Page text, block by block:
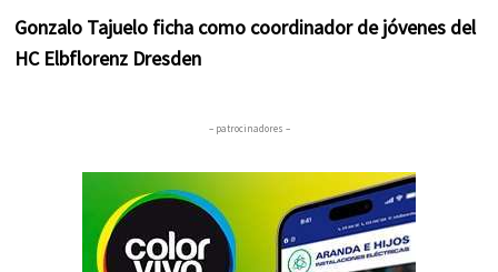
Gonzalo Tajuelo ficha como coordinador de jóvenes del
HC Elbflorenz Dresden
– patrocinadores –